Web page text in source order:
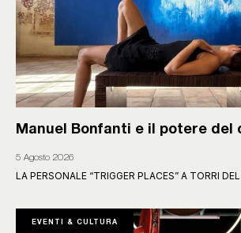
Manuel Bonfanti e il potere del
5 Agosto 2026
LA PERSONALE “TRIGGER PLACES” A TORRI
EVENTI & CULTURA